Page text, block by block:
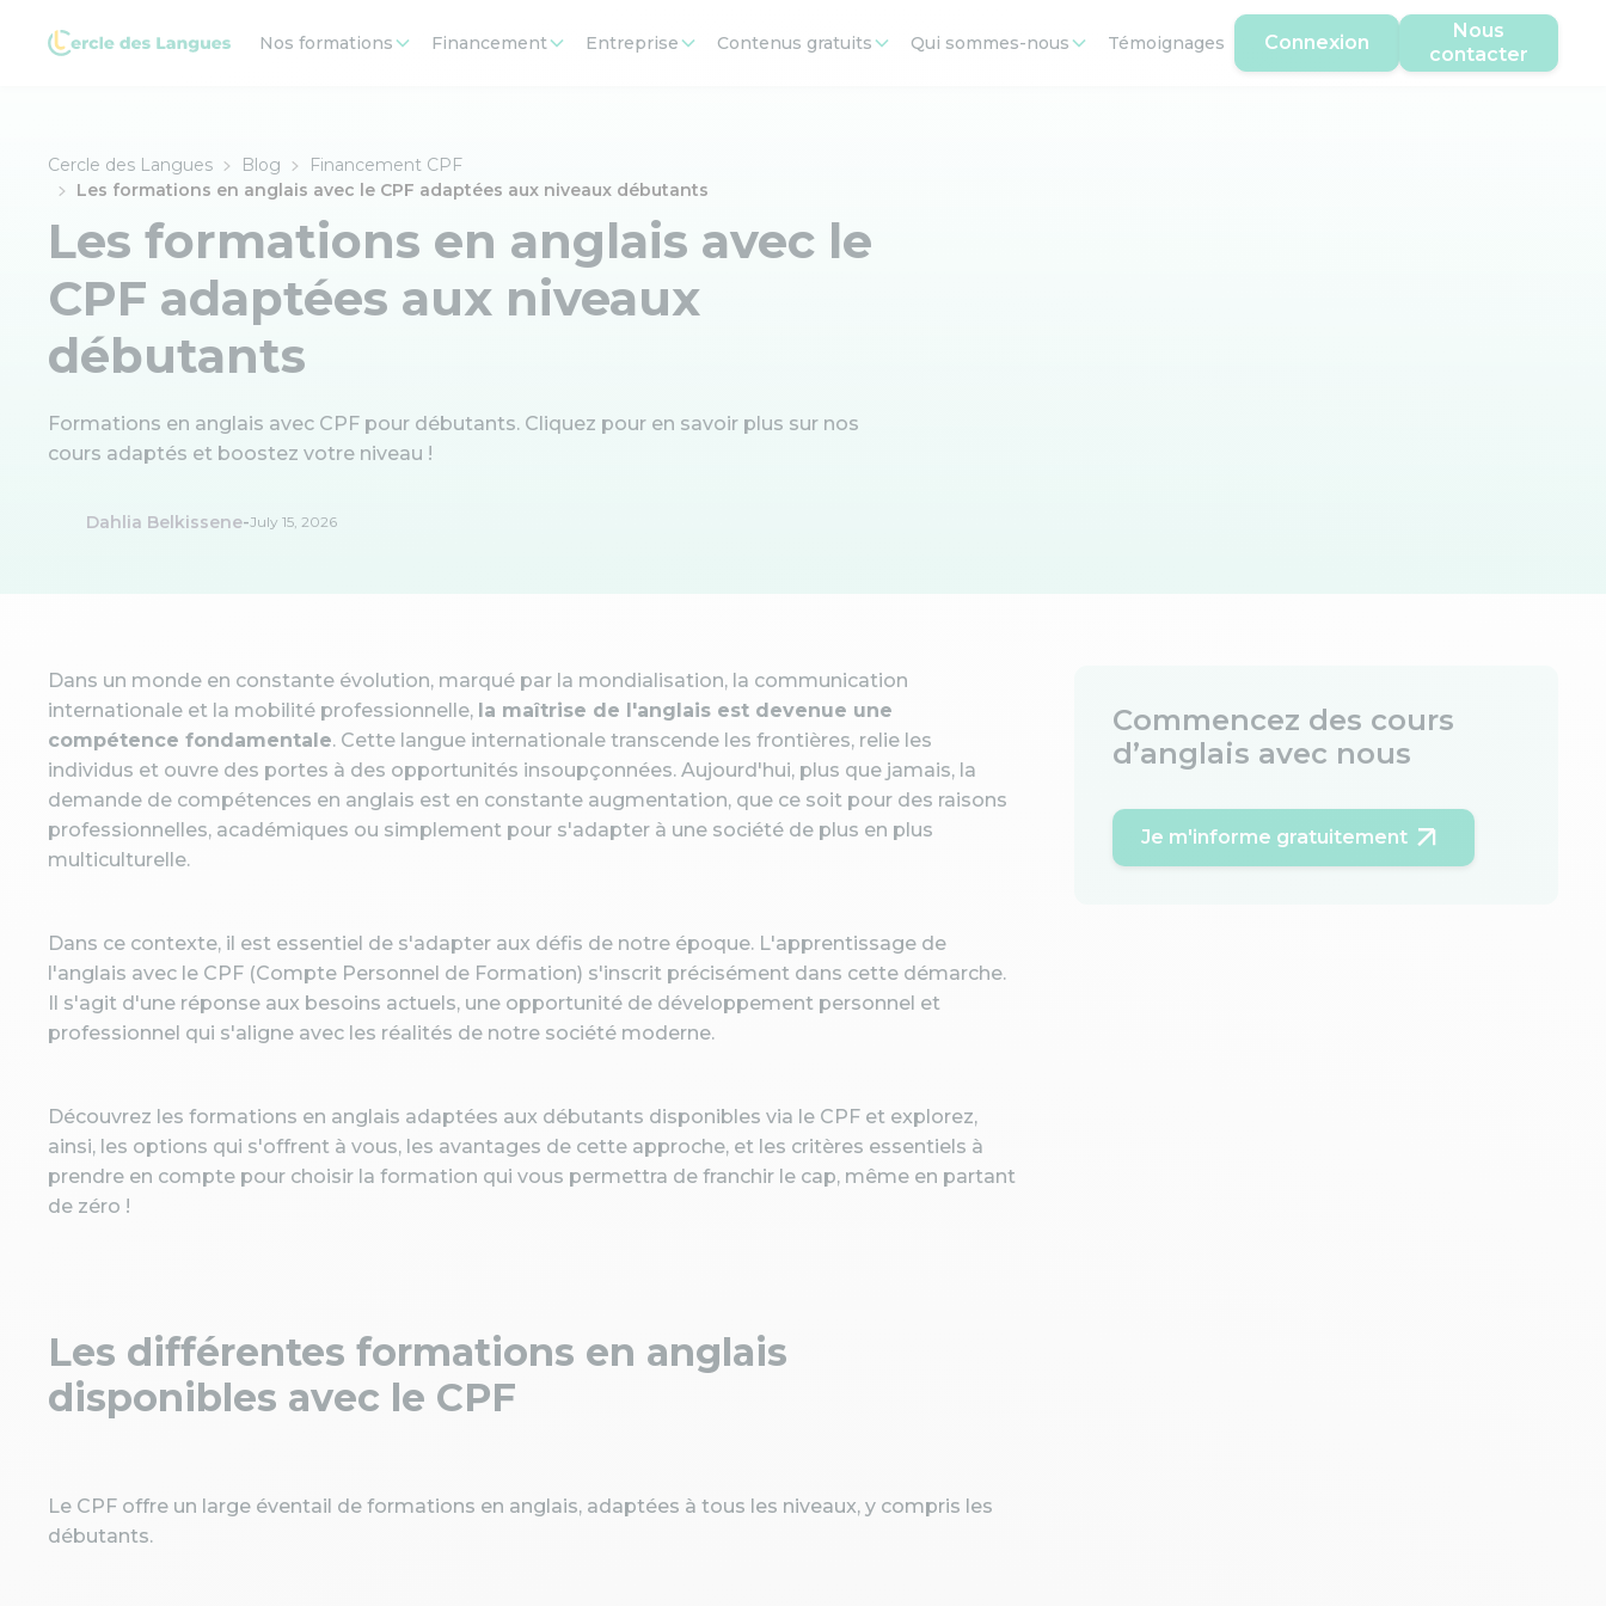
Nos formations Financement Entreprise Contenus gratuits Qui sommes-nous Témoignages Connexion
Nous
contacter
Cercle des Langues Blog
Financement CPF
Les formations en anglais avec le CPF adaptées aux niveaux débutants
Les formations en anglais avec le
CPF adaptées aux niveaux
débutants
Formations en anglais avec CPF pour débutants. Cliquez pour en savoir plus sur nos
cours adaptés et boostez votre niveau !
Dahlia Belkissene-July 15, 2026
Dans un monde en constante évolution, marqué par la mondialisation, la communication
internationale et la mobilité professionnelle, la maîtrise de l'anglais est devenue une
compétence fondamentale. Cette langue internationale transcende les frontières, relie les
individus et ouvre des portes à des opportunités insoupçonnées. Aujourd'hui, plus que jamais, la
demande de compétences en anglais est en constante augmentation, que ce soit pour des raisons
professionnelles, académiques ou simplement pour s'adapter à une société de plus en plus
multiculturelle.
Dans ce contexte, il est essentiel de s'adapter aux défis de notre époque. L'apprentissage de
l'anglais avec le CPF (Compte Personnel de Formation) s'inscrit précisément dans cette démarche.
Il s'agit d'une réponse aux besoins actuels, une opportunité de développement personnel et
professionnel qui s'aligne avec les réalités de notre société moderne.
Découvrez les formations en anglais adaptées aux débutants disponibles via le CPF et explorez,
ainsi, les options qui s'offrent à vous, les avantages de cette approche, et les critères essentiels à
prendre en compte pour choisir la formation qui vous permettra de franchir le cap, même en partant
de zéro !
Les différentes formations en anglais
disponibles avec le CPF
Le CPF offre un large éventail de formations en anglais, adaptées à tous les niveaux, y compris les
débutants.
Commencez des cours
d’anglais avec nous
Je m'informe gratuitement